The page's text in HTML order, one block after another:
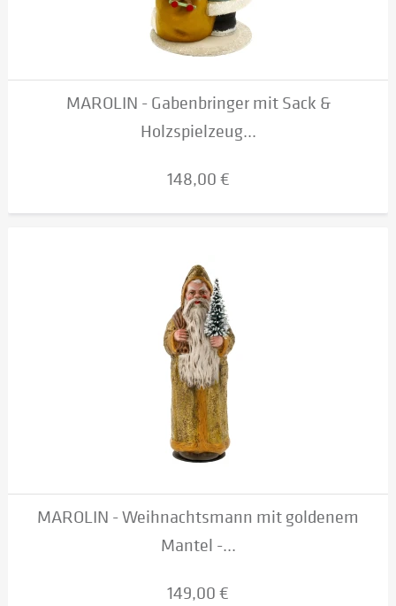
MAROLIN - Gabenbringer mit Sack &
Holzspielzeug...
148,00 €
MAROLIN - Weihnachtsmann mit goldenem
Mantel -...
149,00 €